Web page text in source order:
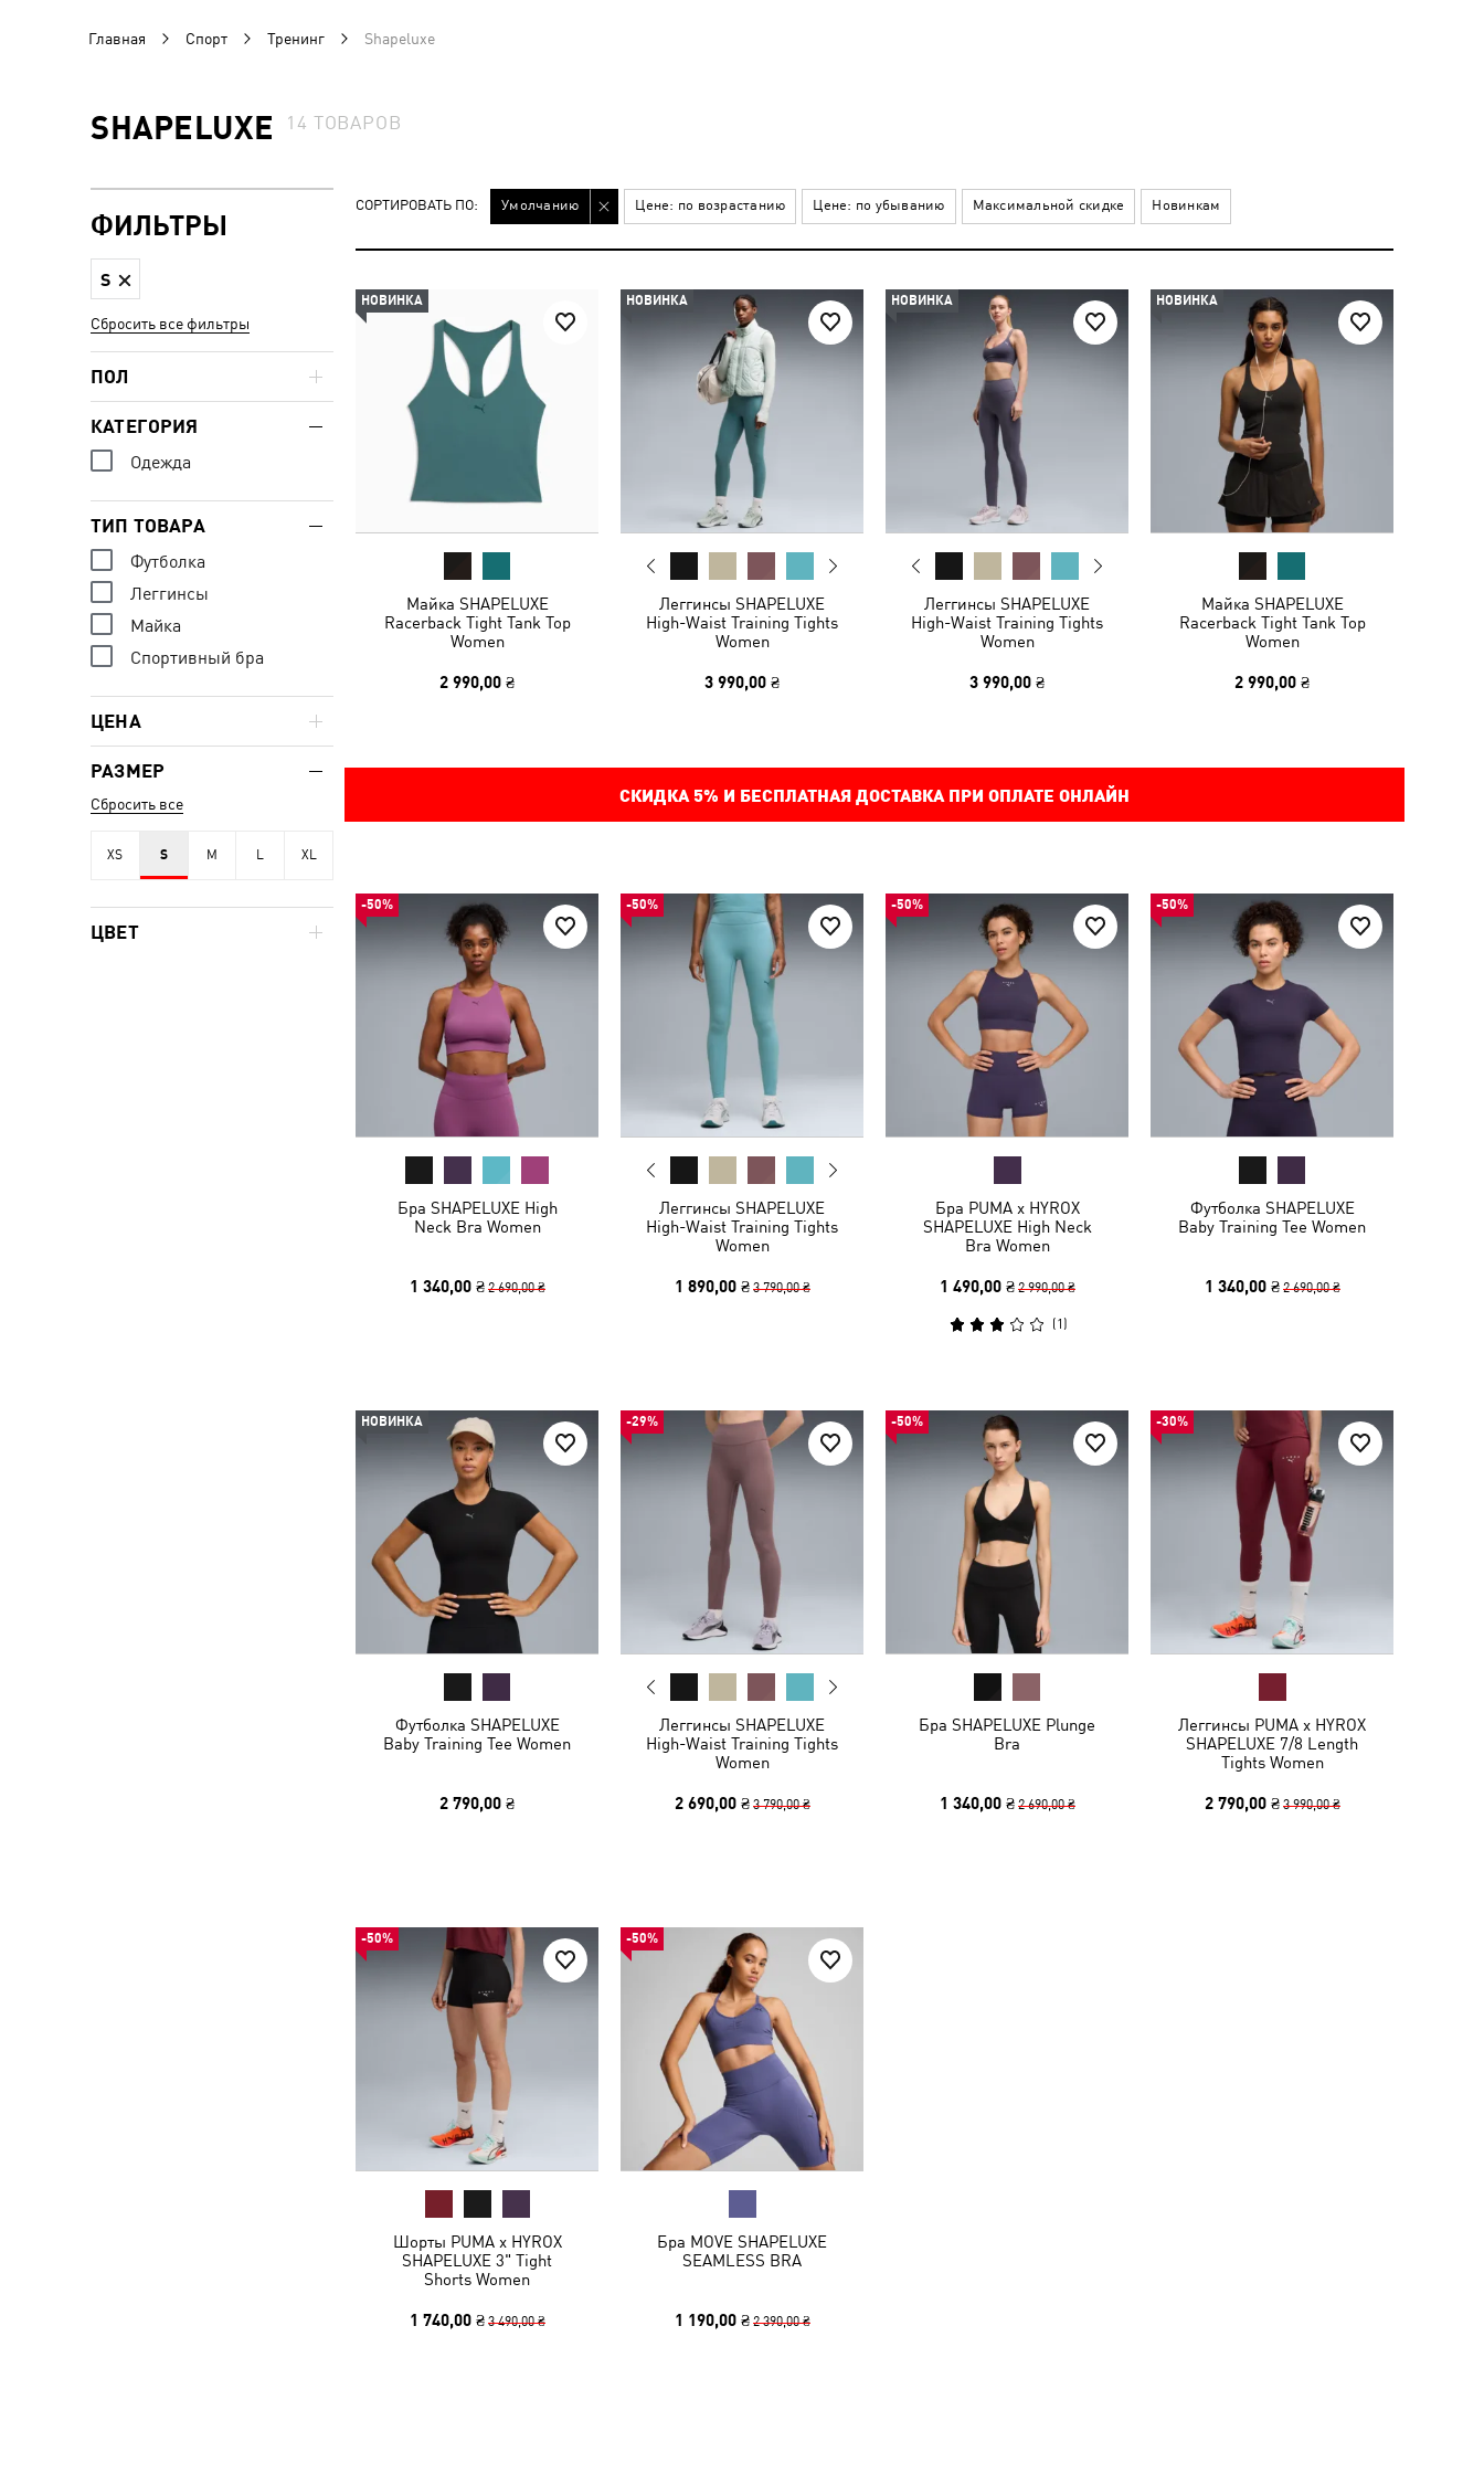
Главная Спорт Тренинг Shapeluxe
SHAPELUXE 14 ТОВАРОВ
СОРТИРОВАТЬ ПО: Умолчанию Цене: по возрастанию Цене: по убыванию Максимальной скидке Новинкам
НОВИНКА
Майка SHAPELUXE
Racerback Tight Tank Top
Women
2 990,00 ₴
НОВИНКА
Леггинсы SHAPELUXE
High-Waist Training Tights
Women
3 990,00 ₴
НОВИНКА
Леггинсы SHAPELUXE
High-Waist Training Tights
Women
3 990,00 ₴
НОВИНКА
Майка SHAPELUXE
Racerback Tight Tank Top
Women
2 990,00 ₴
СКИДКА 5% И БЕСПЛАТНАЯ ДОСТАВКА ПРИ ОПЛАТЕ ОНЛАЙН
-50%
Бра SHAPELUXE High
Neck Bra Women
1 340,00 ₴ 2 690,00 ₴
-50%
Леггинсы SHAPELUXE
High-Waist Training Tights
Women
1 890,00 ₴ 3 790,00 ₴
-50%
Бра PUMA x HYROX
SHAPELUXE High Neck
Bra Women
1 490,00 ₴ 2 990,00 ₴
(1 )
-50%
Футболка SHAPELUXE
Baby Training Tee Women
1 340,00 ₴ 2 690,00 ₴
НОВИНКА
Футболка SHAPELUXE
Baby Training Tee Women
2 790,00 ₴
-29%
Леггинсы SHAPELUXE
High-Waist Training Tights
Women
2 690,00 ₴ 3 790,00 ₴
-50%
Бра SHAPELUXE Plunge
Bra
1 340,00 ₴ 2 690,00 ₴
-30%
Леггинсы PUMA x HYROX
SHAPELUXE 7/8 Length
Tights Women
2 790,00 ₴ 3 990,00 ₴
-50%
Шорты PUMA x HYROX
SHAPELUXE 3" Tight
Shorts Women
1 740,00 ₴ 3 490,00 ₴
-50%
Бра MOVE SHAPELUXE
SEAMLESS BRA
1 190,00 ₴ 2 390,00 ₴
ФИЛЬТРЫ
S
Сбросить все фильтры
ПОЛ
КАТЕГОРИЯ
Одежда
ТИП ТОВАРА
Футболка
Леггинсы
Майка
Спортивный бра
ЦЕНА
РАЗМЕР
Сбросить все
XS S M L XL
ЦВЕТ